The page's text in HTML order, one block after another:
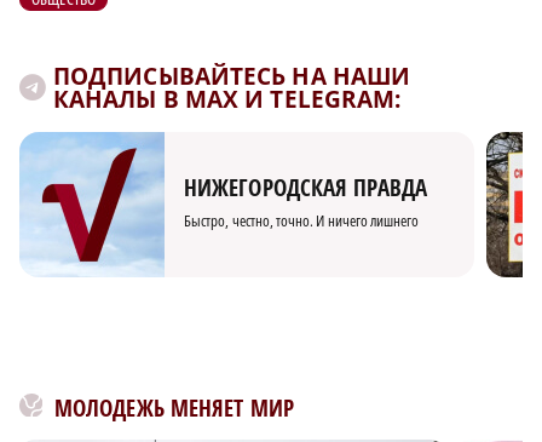
ПОДПИСЫВАЙТЕСЬ НА НАШИ
КАНАЛЫ В MAX И TELEGRAM:
НИЖЕГОРОДСКАЯ ПРАВДА
Быстро, честно, точно. И ничего лишнего
МОЛОДЕЖЬ МЕНЯЕТ МИР